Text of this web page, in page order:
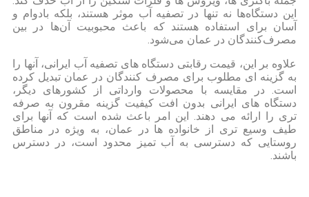
این دستگاه‌ها نه تنها در تصفیه آب موثر هستند، بلکه بادوام و
آسان برای استفاده هستند که باعث محبوبیت آن‌ها در بین
مصرف‌کنندگان در عمان می‌شود.
علاوه بر این، قیمت رقابتی دستگاه های تصفیه آب ایرانی، آنها را
به گزینه ای مطلوب برای مصرف کنندگان در عمان تبدیل کرده
است. در مقایسه با محصولات وارداتی از کشورهای دیگر،
دستگاه های ایرانی بدون افت کیفیت گزینه مقرون به صرفه
تری را ارائه می دهند. این امر باعث شده است که آنها برای
طیف وسیع تری از خانواده ها در عمان، به ویژه در مناطق
روستایی که دسترسی به آب تمیز محدود است، در دسترس
باشند.